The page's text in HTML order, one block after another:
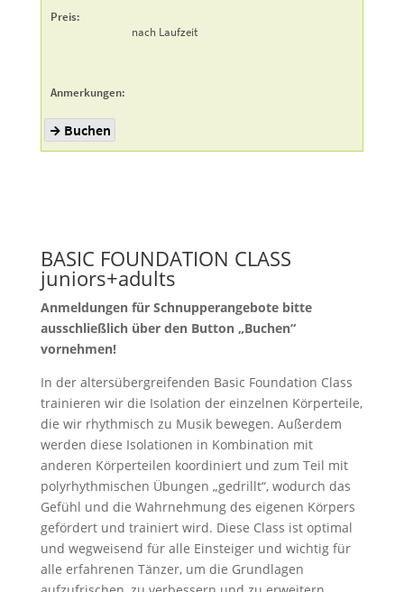
BASIC FOUNDATION CLASS
juniors+adults
Anmeldungen für Schnupperangebote bitte
ausschließlich über den Button „Buchen“
vornehmen!
In der altersübergreifenden Basic Foundation Class
trainieren wir die Isolation der einzelnen Körperteile,
die wir rhythmisch zu Musik bewegen. Außerdem
werden diese Isolationen in Kombination mit
anderen Körperteilen koordiniert und zum Teil mit
polyrhythmischen Übungen „gedrillt“, wodurch das
Gefühl und die Wahrnehmung des eigenen Körpers
gefördert und trainiert wird. Diese Class ist optimal
und wegweisend für alle Einsteiger und wichtig für
alle erfahrenen Tänzer, um die Grundlagen